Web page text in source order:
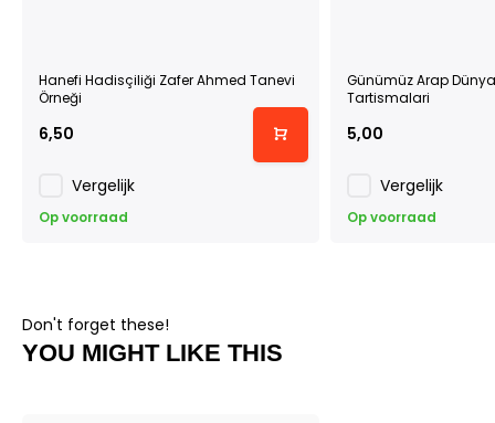
Hanefi Hadisçiliği Zafer Ahmed Tanevi
Örneği
6,50
Vergelijk
Op voorraad
Günümüz Arap
Tartismalari
5,00
Vergelijk
Op voorraad
Don't forget these!
YOU MIGHT LIKE THIS